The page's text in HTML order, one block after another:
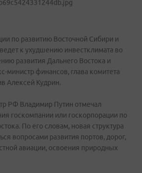
по развитию Восточной Сибири и
к ухудшению инвестклимата во
развития Дальнего Востока и
министр финансов, глава комитета
Алексей Кудрин.
РФ Владимир Путин отмечал
госкомпании или госкорпорации по
По его словам, новая структура
вопросами развития портов, дорог,
авиации, освоения природных